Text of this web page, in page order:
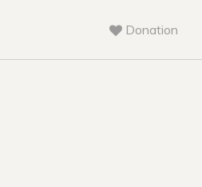
Donation